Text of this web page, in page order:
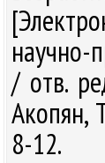
научно-
/ отв.
Акопян,
8-12.